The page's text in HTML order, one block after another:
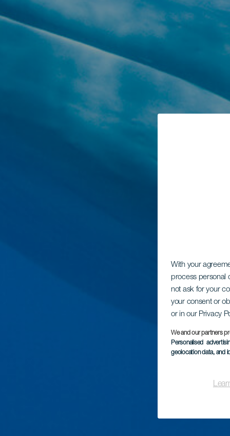
With your
process personal
not ask for your
your consent or
or in our Privacy
We and our partners
Personalised
geolocation data, and